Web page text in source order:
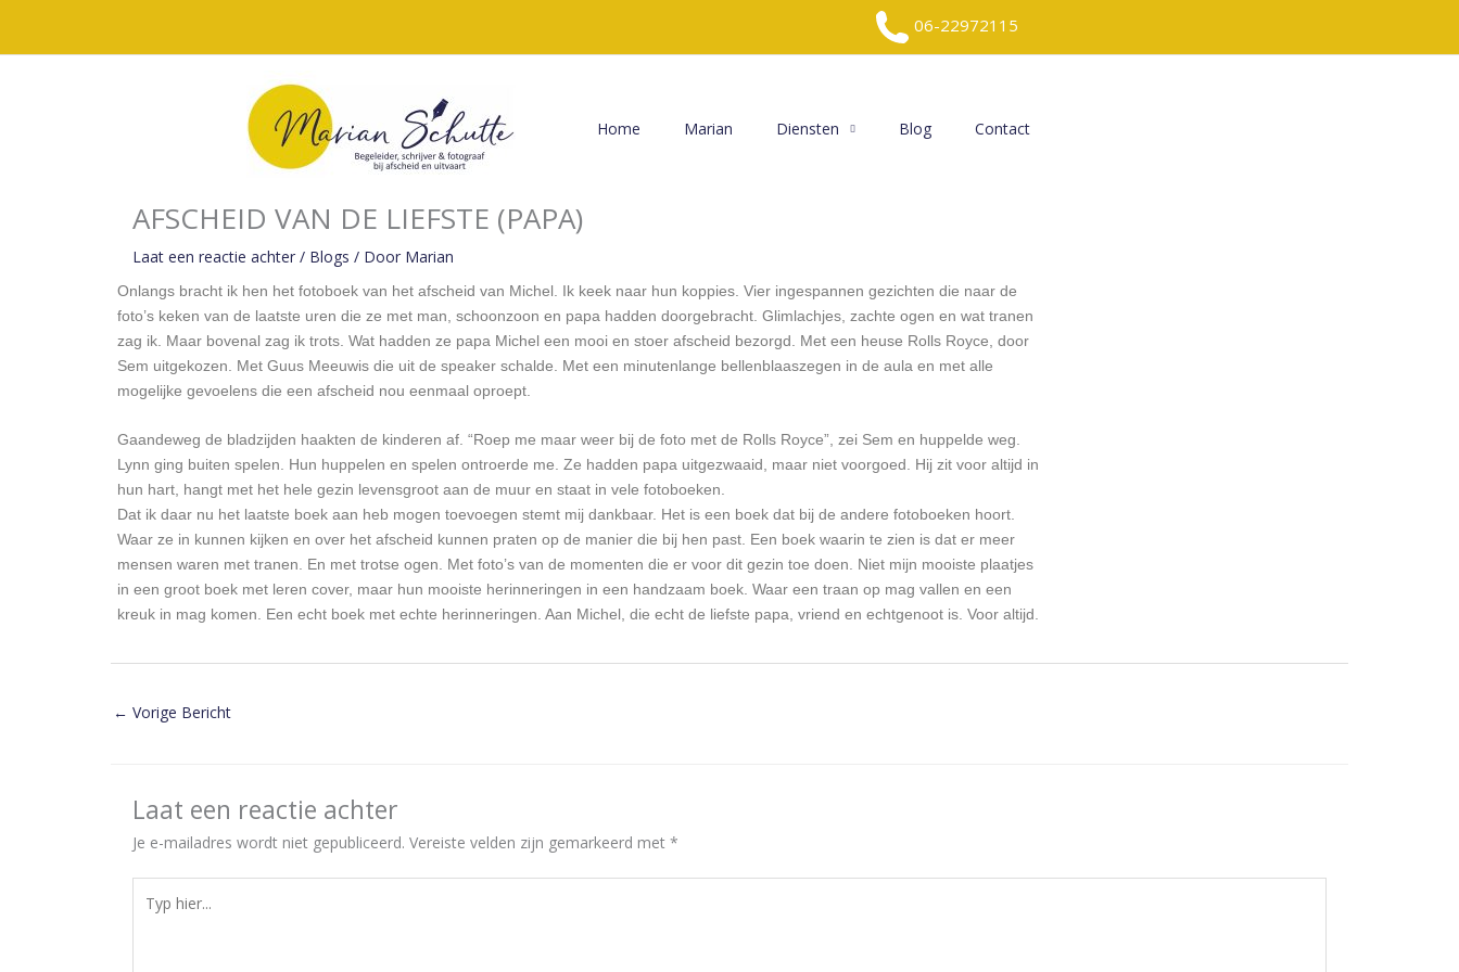
de
06-22972115
Home Marian Diensten Blog Contact
AFSCHEID VAN DE LIEFSTE (PAPA)
Laat een reactie achter / Blogs / Door Marian
Onlangs bracht ik hen het fotoboek van het afscheid van Michel. Ik keek naar hun koppies. Vier ingespannen gezichten die naar de
foto’s keken van de laatste uren die ze met man, schoonzoon en papa hadden doorgebracht. Glimlachjes, zachte ogen en wat tranen
zag ik. Maar bovenal zag ik trots. Wat hadden ze papa Michel een mooi en stoer afscheid bezorgd. Met een heuse Rolls Royce, door
Sem uitgekozen. Met Guus Meeuwis die uit de speaker schalde. Met een minutenlange bellenblaaszegen in de aula en met alle
mogelijke gevoelens die een afscheid nou eenmaal oproept.
Gaandeweg de bladzijden haakten de kinderen af. “Roep me maar weer bij de foto met de Rolls Royce”, zei Sem en huppelde weg.
Lynn ging buiten spelen. Hun huppelen en spelen ontroerde me. Ze hadden papa uitgezwaaid, maar niet voorgoed. Hij zit voor altijd in
hun hart, hangt met het hele gezin levensgroot aan de muur en staat in vele fotoboeken.
Dat ik daar nu het laatste boek aan heb mogen toevoegen stemt mij dankbaar. Het is een boek dat bij de andere fotoboeken hoort.
Waar ze in kunnen kijken en over het afscheid kunnen praten op de manier die bij hen past. Een boek waarin te zien is dat er meer
mensen waren met tranen. En met trotse ogen. Met foto’s van de momenten die er voor dit gezin toe doen. Niet mijn mooiste plaatjes
in een groot boek met leren cover, maar hun mooiste herinneringen in een handzaam boek. Waar een traan op mag vallen en een
kreuk in mag komen. Een echt boek met echte herinneringen. Aan Michel, die echt de liefste papa, vriend en echtgenoot is. Voor altijd.
← Vorige Bericht
Laat een reactie achter
Je e-mailadres wordt niet gepubliceerd. Vereiste velden zijn gemarkeerd met *
hier...